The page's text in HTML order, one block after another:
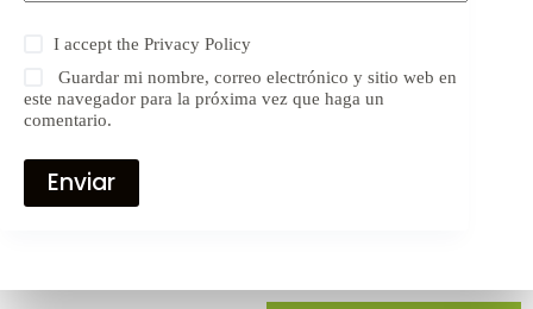
I accept thePrivacy Policy
Guardar mi nombre, correo electrónico y sitio web en
este navegador para la próxima vez que haga un
comentario.
Enviar